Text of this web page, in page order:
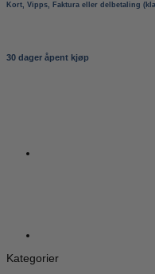
Kort, Vipps, Faktura eller delbetaling
30 dager åpent kjøp
Kategorier